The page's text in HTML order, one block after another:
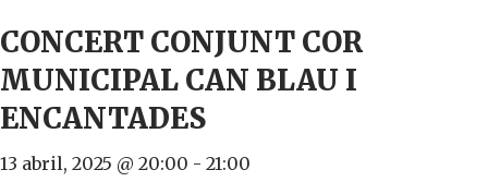
CONCERT CONJUNT COR
MUNICIPAL CAN BLAU I
ENCANTADES
13 abril, 2025 @ 20:00 - 21:00